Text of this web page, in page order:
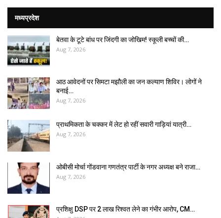
मध्यप्रदेश
बेतवा के टूटे बांध पर जिंदगी का जोखिम! स्कूली बच्चों की…
Aug 7, 2026
आठ आवेदनों पर सिमटा मझौली का जन कल्याण शिविर। लोगों ने
बनाई…
Aug 7, 2026
प्राथमिकता के चक्कर में लेट हो रहीं सवारी गाड़ियां यात्री…
Aug 7, 2026
ओबीसी मोर्चा गोंडवाना गणतंत्र पार्टी के नगर अध्यक्ष बने राजा…
Aug 7, 2026
प्रशिक्षु DSP पर ₹2 लाख रिश्वत लेने का गंभीर आरोप, CM…